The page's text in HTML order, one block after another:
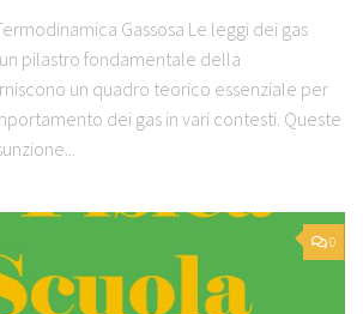
Gassosa Le leggi dei gas
pilastro fondamentale della
un quadro teorico essenziale per
dei gas in vari contesti. Queste
0